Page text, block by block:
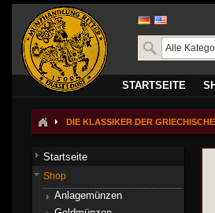
STARTSEITE
DIE KLASSIKER DER
Startseite
Shop
Anlagemünzen